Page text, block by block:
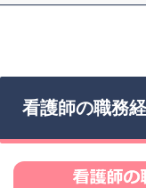
看護師の職務